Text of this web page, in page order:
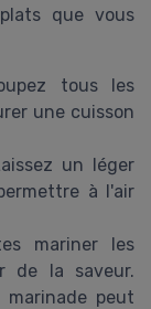
que vous
tous les
une cuisson
un léger
à l'air
mariner les
de la saveur.
peut